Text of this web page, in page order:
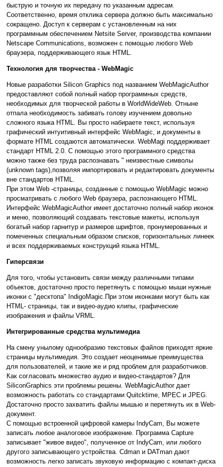
быструю и точную их передачу по указанным адресам.
Соответственно, время отклика сервера должно быть максимально
сокращено. Доступ к серверам с установленным на них
программным обеспечением Netsite Server, производства компании
Netscape Communications, возможен с помощью любого Web
браузера, поддерживающего язык HTML.
Технология для творчества - WebMagic
Новые разработки Silicon Graphics под названием WebMagicAuthor
предоставляют cобой полный набор программных средств,
необходимых для творческой работы в WorldWideWeb. Отныне
отпала необходимость забивать голову изучением довольно
сложного языка HTML. Вы просто набираете текст, используя
графический интуитивный интерфейс WebMagic, и документы в
формате HTML создаются автоматически. WebMagi поддерживает
стандарт HTML 2.0. C помощью этого программного средства
можно также без труда распознавать " неизвестные символы
(unknown tags),позволяя импортировать и редактировать документы
вне стандартов HTML.
При этом Web -страницы, coзданные с помощью WebMagic можно
просматривать с любого Web браузера, распознающего HTML.
Интерфейс WebMagicAuthor имеет достаточно полный набор иконок
и меню, позволяющий создавать текстовые макеты, используя
богатый набор гарнитур и размеров шрифтов, пронумерованных и
помеченных специальным образом списков, горизонтальных линеек
и всех поддерживаемых конструкций языка НTML.
Гиперсвязи
Для того, чтобы установить связи между различными типами
объектов, достаточно просто перетянуть с помощью мыши нужные
иконки с "десктопа" IndigoMagic.При этом иконками могут быть как
HTML- страницы, так и видео-аудио клипы, графические
изображения и файлы VRML.
Интегрированные средства мультимедиа
На смену унылому однообразию текстовых файлов приходят яркие
страницы мультимедия. Это создает неоценимые преимущества
для пользователей, и такие же и ряд проблем для разработчиков.
Как согласовать множество аудио и видео-стандартов? Для
SiliconGraphics эти проблемы решены. WebMagicAuthor дает
возможность работать со стандартами Quitcktime, MPEC и JPEG.
Достаточно просто захватить файлы мышью и перетянуть их в Web-
документ.
С помощью встроенной цифровой камеры IndyCam, Вы можете
записать любое аналоговое изображение. Программа Capture
записывает "живое видео", полученное от IndyCam, или любого
другого записывающего устройства. Сdman и DATman дают
возможность легко записать звуковую информацию с компакт-диска